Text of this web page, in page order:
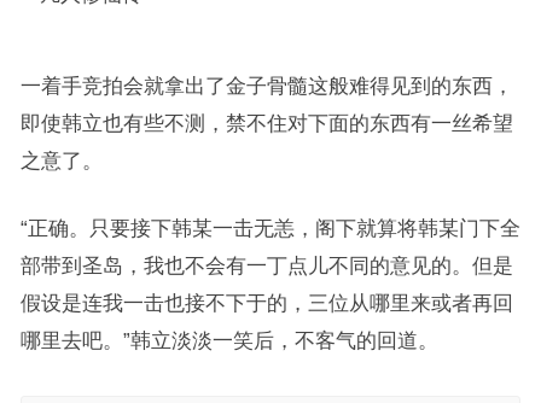
一着手竞拍会就拿出了金子骨髓这般难得见到的东西，
即使韩立也有些不测，禁不住对下面的东西有一丝希望
之意了。
“正确。只要接下韩某一击无恙，阁下就算将韩某门下全
部带到圣岛，我也不会有一丁点儿不同的意见的。但是
假设是连我一击也接不下于的，三位从哪里来或者再回
哪里去吧。”韩立淡淡一笑后，不客气的回道。